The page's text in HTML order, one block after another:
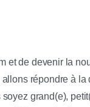
et de devenir la
répondre à
grand(e),